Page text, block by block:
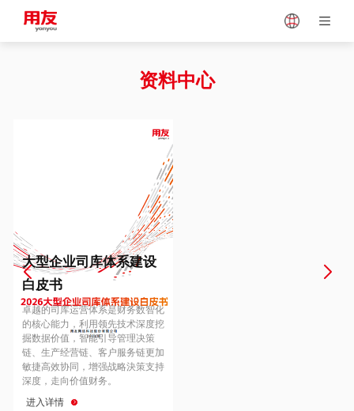
Vietnam
Europe
Hungary
Hong Kong
资料中心
大型企业司库体系建设
白皮书
卓越的司库运营体系是财务数智化
的核心能力，利用领先技术深度挖
掘数据价值，智能引导管理决策
链、生产经营链、客户服务链更加
敏捷高效协同，增强战略決策支持
深度，走向价值财务。
进入详情